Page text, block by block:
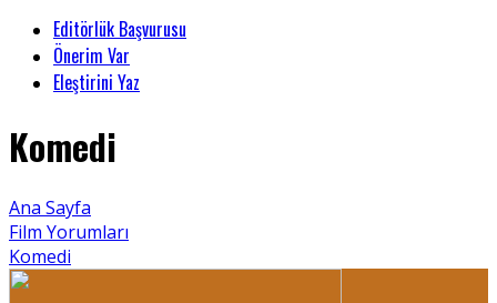
Editörlük Başvurusu
Önerim Var
Eleştirini Yaz
Komedi
Ana Sayfa
Film Yorumları
Komedi